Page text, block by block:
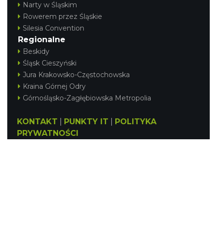
Narty w Śląskim
Rowerem przez Śląskie
Silesia Convention
Regionalne
Beskidy
Śląsk Cieszyński
Jura Krakowsko-Częstochowska
Kraina Górnej Odry
Górnośląsko-Zagłębiowska Metropolia
KONTAKT PUNKTY IT
POLITYKA
PRYWATNOŚCI